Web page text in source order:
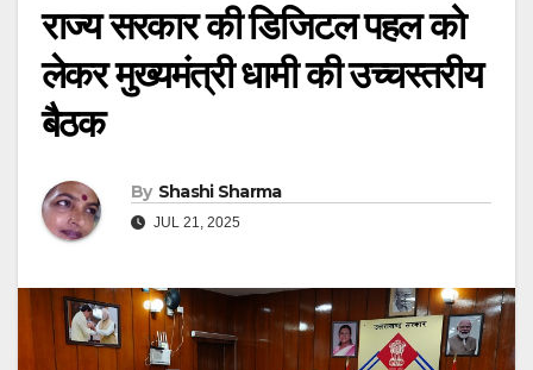
राज्य सरकार की डिजिटल पहल को
लेकर मुख्यमंत्री धामी की उच्चस्तरीय
बैठक
By Shashi Sharma
JUL 21, 2025